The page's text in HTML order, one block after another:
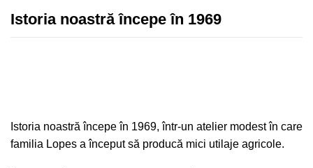
Istoria noastră începe în 1969
Istoria noastră începe în 1969, într-un atelier modest în care
familia Lopes a început să producă mici utilaje agricole.